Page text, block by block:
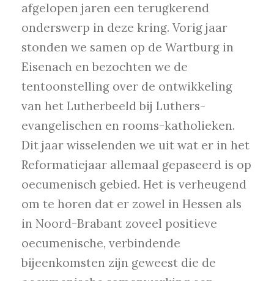
afgelopen jaren een terugkerend
onderswerp in deze kring. Vorig jaar
stonden we samen op de Wartburg in
Eisenach en bezochten we de
tentoonstelling over de ontwikkeling
van het Lutherbeeld bij Luthers-
evangelischen en rooms-katholieken.
Dit jaar wisselenden we uit wat er in het
Reformatiejaar allemaal gepaseerd is op
oecumenisch gebied. Het is verheugend
om te horen dat er zowel in Hessen als
in Noord-Brabant zoveel positieve
oecumenische, verbindende
bijeenkomsten zijn geweest die de